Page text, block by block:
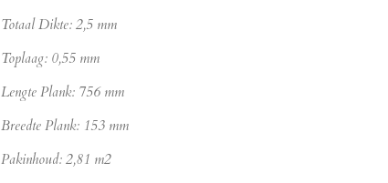
Totaal Dikte: 2,5 mm
Toplaag: 0,55 mm
Lengte Plank: 756 mm
Breedte Plank: 153 mm
Pakinhoud: 2,81 m2